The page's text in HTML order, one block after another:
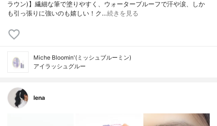
ラウン)】繊細な筆で塗りやすく、ウォータープルーフで汗や涙、しか
も引っ張りに強いのも嬉しい！ク…続きを見る
Miche Bloomin'(ミッシュブルーミン)
アイラッシュグルー
lena